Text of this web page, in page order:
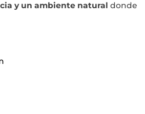
y un ambiente natural donde